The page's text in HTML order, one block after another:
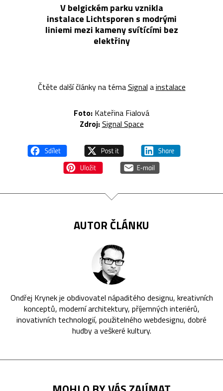
V belgickém parku vznikla
instalace Lichtsporen s modrými
liniemi mezi kameny svítícími bez
elektřiny
Čtěte další články na témaSignal ainstalace
Foto: Kateřina Fialová
Zdroj:Signal Space
AUTOR ČLÁNKU
Ondřej Krynek je obdivovatel nápaditého designu, kreativních
konceptů, moderní architektury, příjemných interiérů,
inovativních technologií, použitelného webdesignu, dobré
hudby a veškeré kultury.